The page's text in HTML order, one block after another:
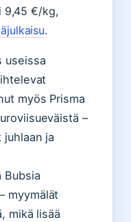
9,45 €/kg,
.
useissa
myös Prisma
–
ja
Bubsia
myymälät
mikä lisää